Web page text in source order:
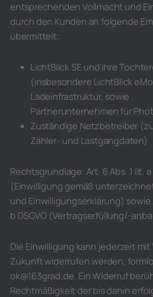
entsprechenden Vollmacht und
durch den Kunden an folgende
übermittelt:
LichtBlick SE und ihre
(insbesondere LichtBlick
Ladeinfrastruktur, sowie
Partnerunternehmen für
Zuständige Netzbetreiber
Zähler- und Lastgangdaten)
Rechtsgrundlage: Art. 6 Abs. 1 lit. a
(Einwilligung gemäß
und Einwilligungserklärung) sowie
b DSGVO (Vertragserfüllung/-
Die Einwilligung kann jederzeit
Zukunft widerrufen werden,
ok@163grad.de. Ein Widerruf
Rechtmäßigkeit der bis dahin